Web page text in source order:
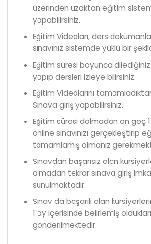
üzerinden uzaktan eğitim
yapabilirsiniz.
Eğitim Videoları, ders
sınavınız sistemde yüklü bir
Eğitim süresi boyunca
yapıp dersleri izleye bilirsiniz.
Eğitim Videolarını
Sınava giriş yapabilirsiniz.
Eğitim süresi dolmadan en geç
online sınavınızı gerçekleştirip
tamamlamış olmanız
Sınavdan başarısız olan
almadan tekrar sınava giriş
sunulmaktadır.
Sınav da başarılı olan
1 ay içerisinde belirlemiş
gönderilmektedir.